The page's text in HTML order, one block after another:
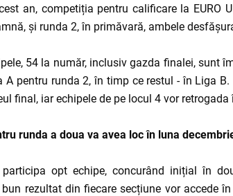
an, competiția pentru calificare la EURO
și runda 2, în primăvară, ambele
54 la număr, inclusiv gazda finalei, sunt
pentru runda 2, în timp ce restul - în Liga
final, iar echipele de pe locul 4 vor retrogada
runda a doua va avea loc în luna
opt echipe, concurând inițial în
rezultat din fiecare secțiune vor accede